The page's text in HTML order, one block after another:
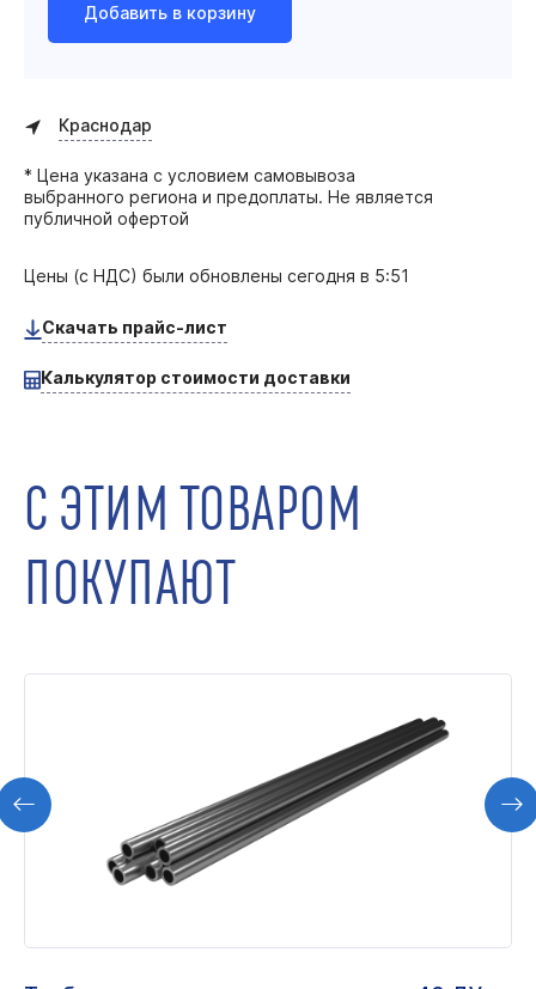
Добавить в корзину
Краснодар
* Цена указана с условием самовывоза
выбранного региона и предоплаты. Не является
публичной офертой
Цены (с НДС) были обновлены сегодня в 5:51
Скачать прайс-лист
Калькулятор стоимости доставки
С ЭТИМ ТОВАРОМ
ПОКУПАЮТ